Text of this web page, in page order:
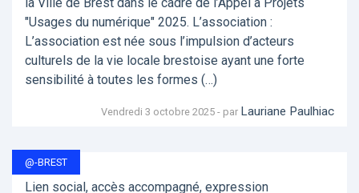
"Usages du numérique" 2025. L’association :
L’association est née sous l’impulsion d’acteurs
culturels de la vie locale brestoise ayant une forte
sensibilité à toutes les formes (…)
Vendredi 3 octobre 2025 - par Lauriane Paulhiac
@-BREST
Lien social, accès accompagné, expression